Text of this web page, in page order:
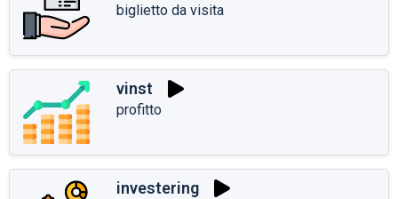
biglietto da visita
vinst
profitto
investering